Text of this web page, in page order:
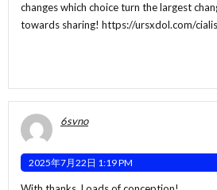
changes which choice turn the largest
towards sharing! https://ursxdol.com/
6svno
2025年7月22日 1:19 PM